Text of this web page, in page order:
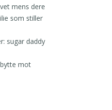
mens dere
som stiller
sugar daddy
mot